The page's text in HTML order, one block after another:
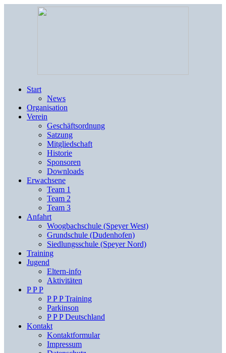
Start
News
Organisation
Verein
Geschäftsordnung
Satzung
Mitgliedschaft
Historie
Sponsoren
Downloads
Erwachsene
Team 1
Team 2
Team 3
Anfahrt
Woogbachschule (Speyer West)
Grundschule (Dudenhofen)
Siedlungsschule (Speyer Nord)
Training
Jugend
Eltern-info
Aktivitäten
P P P
P P P Training
Parkinson
P P P Deutschland
Kontakt
Kontaktformular
Impressum